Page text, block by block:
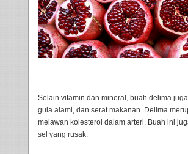
Selain vitamin dan mineral, buah delima
gula alami, dan serat makanan. Delima
melawan kolesterol dalam arteri. Buah ini
sel yang rusak.